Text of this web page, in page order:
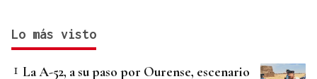
Lo más visto
La A-52, a su paso por Ourense, escenario